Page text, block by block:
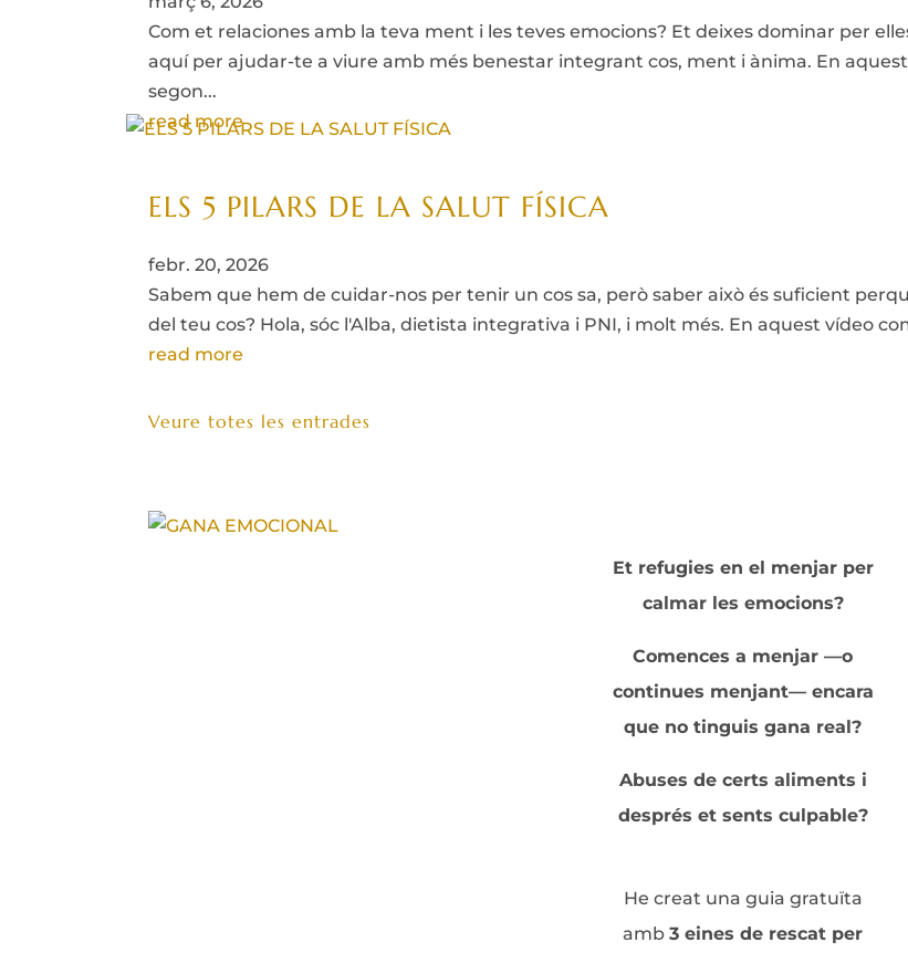
Com et relaciones amb la teva ment i les teves emocions? Et deixes dominar per
aquí per ajudar-te a viure amb més benestar integrant cos, ment i ànima. En
segon...
read more
ELS 5 PILARS DE LA SALUT FÍSICA
febr. 20, 2026
Sabem que hem de cuidar-nos per tenir un cos sa, però saber això és suficient
del teu cos? Hola, sóc l'Alba, dietista integrativa i PNI, i molt més. En aquest vídeo
read more
Veure totes les entrades
Et refugies en el menjar per
calmar les emocions?
Comences a menjar —o
continues menjant— encara
que no tinguis gana real?
Abuses de certs aliments i
després et sents culpable?
He creat una guia gratuïta
amb3 eines de rescat per